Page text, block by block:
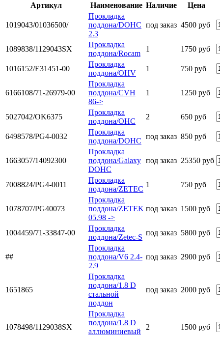
Артикул
Наименование Наличие Цена
1019043/01036500/
Прокладка
поддона/DOHC
2.3
под заказ 4500 руб
1089838/1129043SX
Прокладка
поддона/Rocam
1 1750 руб
1016152/E31451-00
Прокладка
поддона/OHV
1 750 руб
6166108/71-26979-00
Прокладка
поддона/CVH
86->
1 1250 руб
5027042/OK6375
Прокладка
поддона/OHC
2 650 руб
6498578/PG4-0032
Прокладка
поддона/DOHC
под заказ 850 руб
1663057/14092300
Прокладка
поддона/Galaxy
DOHC
под заказ 25350 руб
7008824/PG4-0011
Прокладка
поддона/ZETEC
1 750 руб
1078707/PG40073
Прокладка
поддона/ZETEK
05.98 ->
под заказ 1500 руб
1004459/71-33847-00
Прокладка
поддона/Zetec-S
под заказ 5800 руб
##
Прокладка
поддона/V6 2.4-
2.9
под заказ 2900 руб
1651865
Прокладка
поддона/1.8 D
стальной
поддон
под заказ 2000 руб
1078498/1129038SX
Прокладка
поддона/1.8 D
аллюминиевый
2 1500 руб